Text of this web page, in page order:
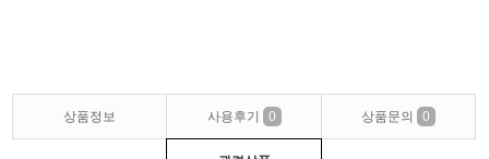
상품정보 사용후기 0 상품문의 0